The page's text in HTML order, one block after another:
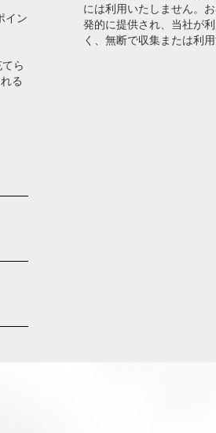
イン
ら
る
には利用いたしません。
発的に提供され、当社が
く、無断で収集または利